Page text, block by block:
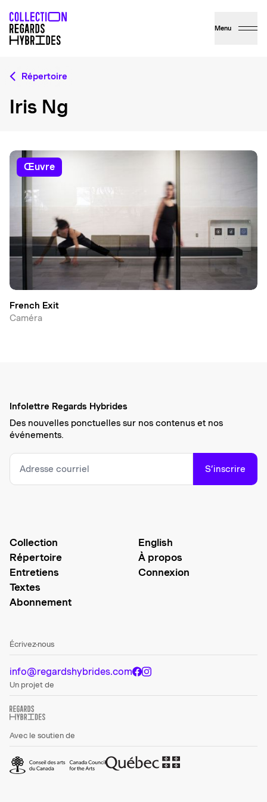
Menu
Répertoire
Iris Ng
œuvre
French Exit
Caméra
Infolettre Regards Hybrides
Des nouvelles ponctuelles sur nos contenus et nos
événements.
S’inscrire
Collection
Répertoire
Entretiens
Textes
Abonnement
English
À propos
Connexion
Écrivez-nous
info@regardshybrides.com
Un projet de
Avec le soutien de